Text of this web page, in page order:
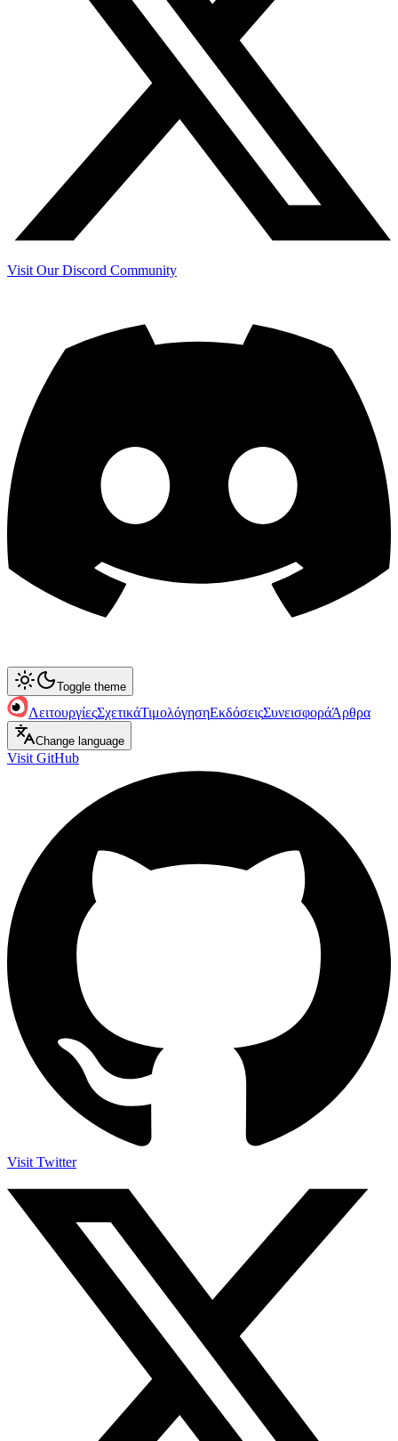
Visit Our Discord Community
Toggle theme
ΛειτουργίεςΣχετικάΤιμολόγησηΕκδόσειςΣυνεισφοράΆρθρα
Change language
Visit GitHub
Visit Twitter